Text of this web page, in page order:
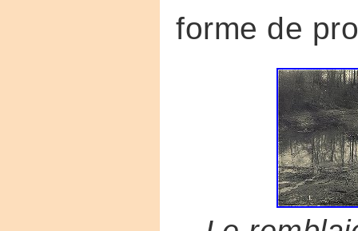
forme de